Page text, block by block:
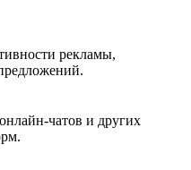
рекламы,
чатов и других